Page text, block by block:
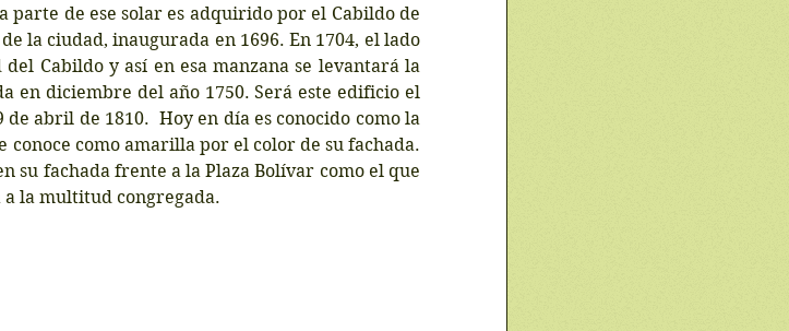
parte de ese solar es adquirido por el Cabildo de
la ciudad, inaugurada en 1696. En 1704, el lado
Cabildo y así en esa manzana se levantará la
en diciembre del año 1750.​ Será este edificio el
abril de 1810.  Hoy en día es conocido como la
conoce como amarilla por el color de su fachada.
su fachada frente a la Plaza Bolívar como el que
la multitud congregada.